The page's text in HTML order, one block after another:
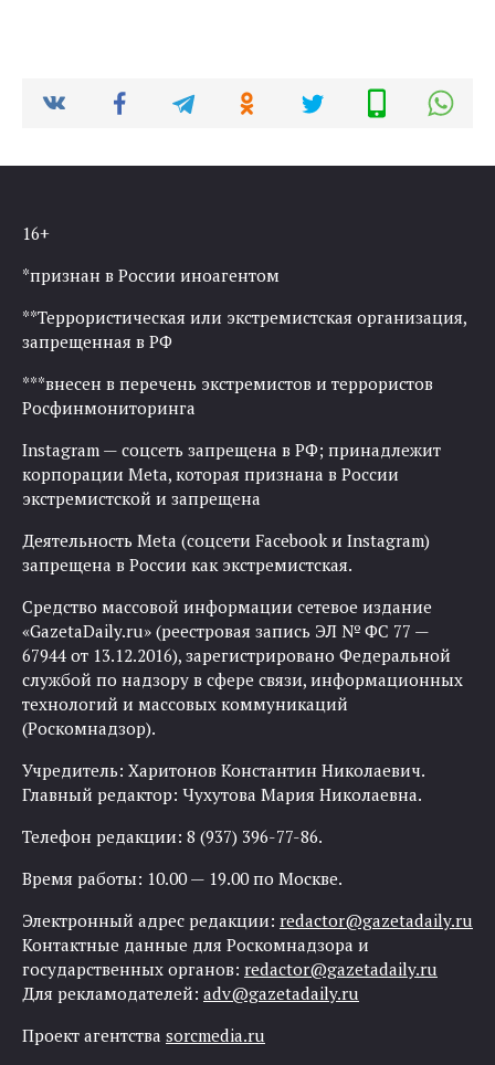
16+
*признан в России иноагентом
**Террористическая или экстремистская организация,
запрещенная в РФ
***внесен в перечень экстремистов и террористов
Росфинмониторинга
Instagram — соцсеть запрещена в РФ; принадлежит
корпорации Meta, которая признана в России
экстремистской и запрещена
Деятельность Meta (соцсети Facebook и Instagram)
запрещена в России как экстремистская.
Средство массовой информации сетевое издание
«GazetaDaily.ru» (реестровая запись ЭЛ № ФС 77 —
67944 от 13.12.2016), зарегистрировано Федеральной
службой по надзору в сфере связи, информационных
технологий и массовых коммуникаций
(Роскомнадзор).
Учредитель: Харитонов Константин Николаевич.
Главный редактор: Чухутова Мария Николаевна.
Телефон редакции: 8 (937) 396-77-86.
Время работы: 10.00 — 19.00 по Москве.
Электронный адрес редакции: redactor@gazetadaily.ru
Контактные данные для Роскомнадзора и
государственных органов: redactor@gazetadaily.ru
Для рекламодателей: adv@gazetadaily.ru
Проект агентства sorcmedia.ru